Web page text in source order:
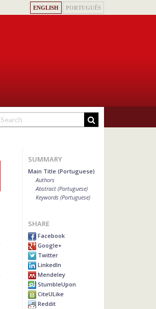
ENGLISH PORTUGUÊS
SUMMARY
Main Title (Portuguese)
Authors
Abstract (Portuguese)
Keywords (Portuguese)
SHARE
Facebook
Google+
Twitter
LinkedIn
Mendeley
StumbleUpon
CiteULike
Reddit